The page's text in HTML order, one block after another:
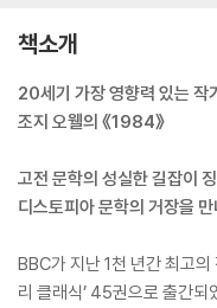
책소개
20세기 가장 영향력 있는 작
조지 오웰의 《1984》
고전 문학의 성실한 길잡이
디스토피아 문학의 거장을
BBC가 지난 1천 년간 최고의
리 클래식’ 45권으로 출간되